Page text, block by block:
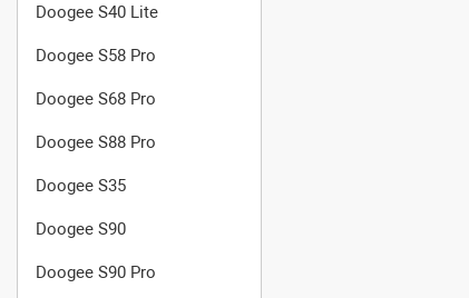
Doogee S40 Lite
Doogee S58 Pro
Doogee S68 Pro
Doogee S88 Pro
Doogee S35
Doogee S90
Doogee S90 Pro